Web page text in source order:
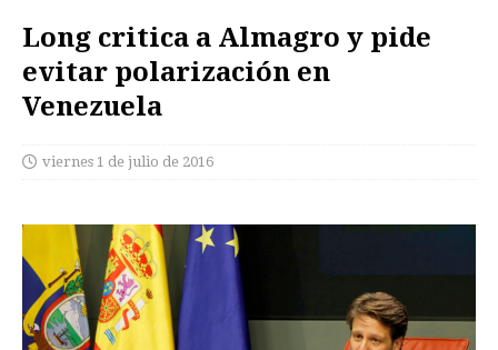
Long critica a Almagro y pide
evitar polarización en
Venezuela
viernes 1 de julio de 2016